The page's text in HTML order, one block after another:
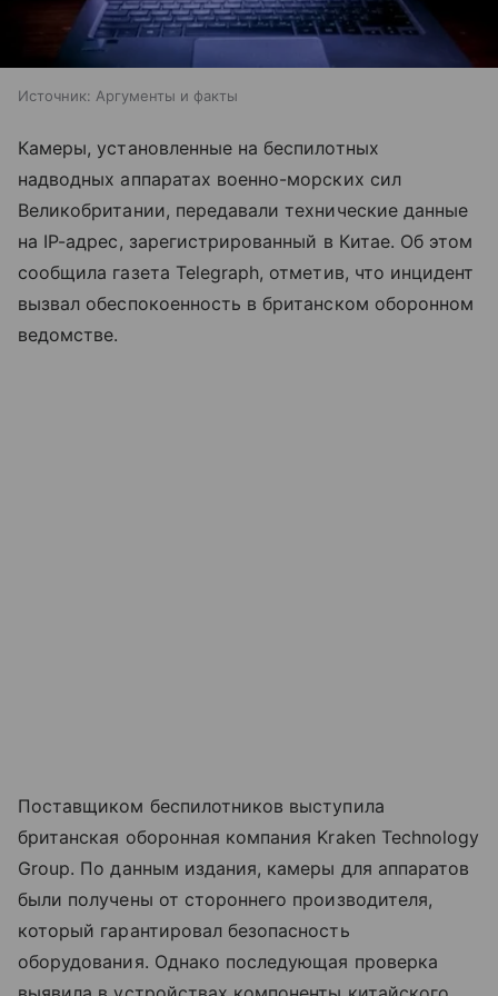
Источник: Аргументы и факты
Камеры, установленные на беспилотных
надводных аппаратах военно-морских сил
Великобритании, передавали технические данные
на IP-адрес, зарегистрированный в Китае. Об этом
сообщила газета Telegraph, отметив, что инцидент
вызвал обеспокоенность в британском оборонном
ведомстве.
Поставщиком беспилотников выступила
британская оборонная компания Kraken Technology
Group. По данным издания, камеры для аппаратов
были получены от стороннего производителя,
который гарантировал безопасность
оборудования. Однако последующая проверка